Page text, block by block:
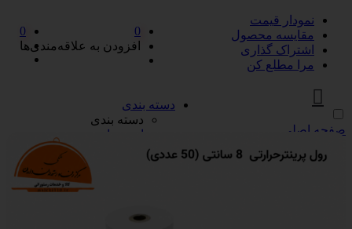
نمودار قیمت
مقایسه محصول
اشتراک گذاری
مرا مطلع کن
صفحه اصلی
0
افزودن به علاقه‌مندی‌ها
0
دسته بندی
دسته بندی
ادویه‌جات
ادویه‌جات
آویشن
ادویه مخلوط
دارچین